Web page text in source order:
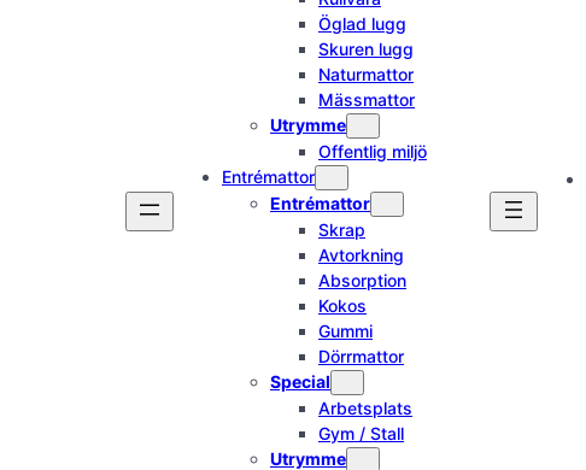
Öglad lugg
Skuren lugg
Naturmattor
Mässmattor
Utrymme
Offentlig miljö
Entrémattor
Entrémattor
Skrap
Avtorkning
Absorption
Kokos
Gummi
Dörrmattor
Special
Arbetsplats
Gym / Stall
Utrymme